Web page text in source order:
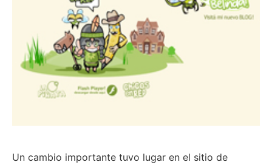
Un cambio importante tuvo lugar en el sitio de